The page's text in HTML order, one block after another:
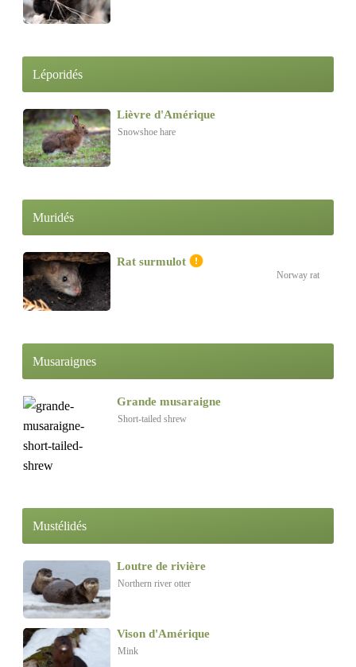
Léporidés
Lièvre d'Amérique
Snowshoe hare
Muridés
Rat surmulot
Norway rat
Musaraignes
Grande musaraigne
Short-tailed shrew
Mustélidés
Loutre de rivière
Northern river otter
Vison d'Amérique
Mink